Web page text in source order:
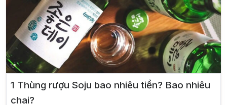
1 Thùng rượu Soju bao nhiêu tiền? Bao nhiêu
chai?